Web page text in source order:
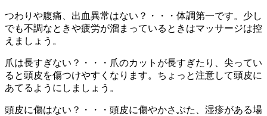
つわりや腹痛、出血異常はない？・・・体調第一です。少し
でも不調なときや疲労が溜まっているときはマッサージは控
えましょう。
爪は長すぎない？・・・爪のカットが長すぎたり、尖ってい
ると頭皮を傷つけやすくなります。ちょっと注意して頭皮に
あてるようにしましょう。
頭皮に傷はない？・・・頭皮に傷やかさぶた、湿疹がある場